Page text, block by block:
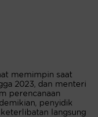
memimpin saat
2023, dan menteri
perencanaan
penyidik
langsung